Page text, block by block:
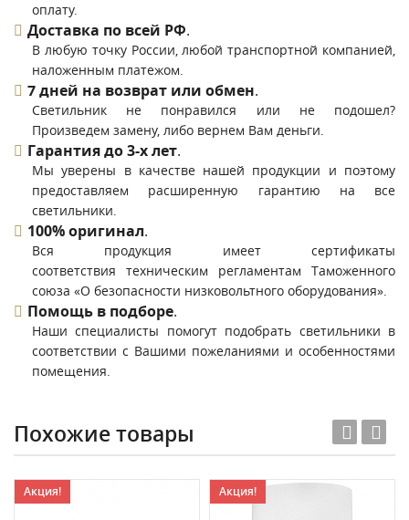
оплату.
Доставка по всей РФ.
В любую точку России, любой транспортной компанией,
наложенным платежом.
7 дней на возврат или обмен.
Светильник не понравился или не подошел?
Произведем замену, либо вернем Вам деньги.
Гарантия до 3-х лет.
Мы уверены в качестве нашей продукции и поэтому
предоставляем расширенную гарантию на все
светильники.
100% оригинал.
Вся продукция имеет сертификаты
соответствия техническим регламентам Таможенного
союза «О безопасности низковольтного оборудования».
Помощь в подборе.
Наши специалисты помогут подобрать светильники в
соответствии с Вашими пожеланиями и особенностями
помещения.
Похожие товары
Акция! Акция!